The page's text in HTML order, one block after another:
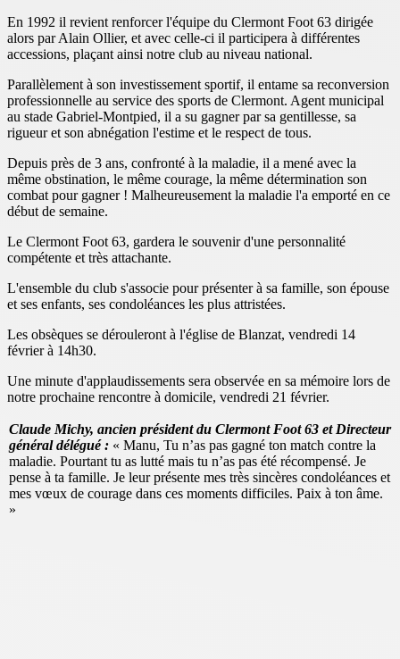
En 1992 il revient renforcer l'équipe du Clermont Foot 63 dirigée
alors par Alain Ollier, et avec celle-ci il participera à différentes
accessions, plaçant ainsi notre club au niveau national.
Parallèlement à son investissement sportif, il entame sa reconversion
professionnelle au service des sports de Clermont. Agent municipal
au stade Gabriel-Montpied, il a su gagner par sa gentillesse, sa
rigueur et son abnégation l'estime et le respect de tous.
Depuis près de 3 ans, confronté à la maladie, il a mené avec la
même obstination, le même courage, la même détermination son
combat pour gagner ! Malheureusement la maladie l'a emporté en ce
début de semaine.
Le Clermont Foot 63, gardera le souvenir d'une personnalité
compétente et très attachante.
L'ensemble du club s'associe pour présenter à sa famille, son épouse
et ses enfants, ses condoléances les plus attristées.
Les obsèques se dérouleront à l'église de Blanzat, vendredi 14
février à 14h30.
Une minute d'applaudissements sera observée en sa mémoire lors de
notre prochaine rencontre à domicile, vendredi 21 février.
Claude Michy, ancien président du Clermont Foot 63 et Directeur
général délégué : « Manu, Tu n’as pas gagné ton match contre la
maladie. Pourtant tu as lutté mais tu n’as pas été récompensé. Je
pense à ta famille. Je leur présente mes très sincères condoléances et
mes vœux de courage dans ces moments difficiles. Paix à ton âme.
»